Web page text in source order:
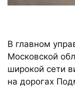
В главном
Московской
широкой сети
на дорогах